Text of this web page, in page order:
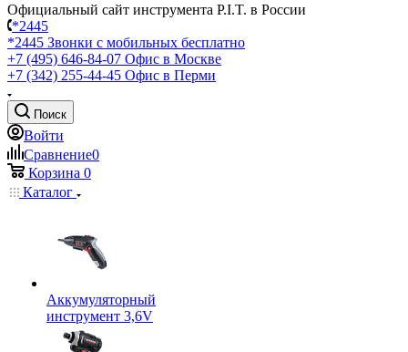
Официальный сайт инструмента P.I.T. в России
*2445
*2445 Звонки с мобильных бесплатно
+7 (495) 646-84-07 Офис в Москве
+7 (342) 255-44-45 Офис в Перми
Поиск
Войти
Сравнение0
Корзина 0
Каталог
Аккумуляторный
инструмент 3,6V